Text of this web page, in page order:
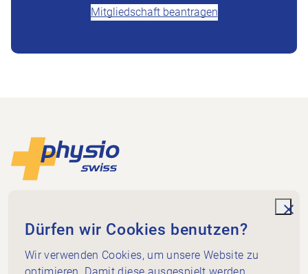
Mitgliedschaft beantragen
Footer
Dammweg 3
3013 Bern
+41 58 255 36 00
info@physioswiss.ch
Dürfen wir Cookies benutzen?
Wir verwenden Cookies, um unsere Website zu